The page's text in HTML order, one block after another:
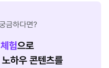
금하다면?
험으로
하우 콘텐츠를